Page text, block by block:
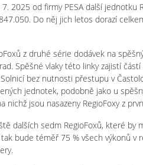
2025 od firmy PESA další jednotku
Do něj jich letos dorazí
z druhé série dodávek na
Spěšné vlaky této linky zajistí
bez nutnosti přestupu v
jednotek, podobně jako u
nichž jsou nasazeny RegioFoxy z
dalších sedm RegioFoxů, které by
bude téměř 75 % všech výkonů v